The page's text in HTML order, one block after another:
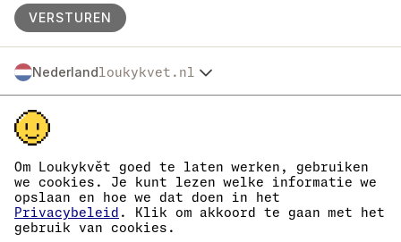
Om Loukykvět goed te laten werken, gebruiken
we cookies. Je kunt lezen welke informatie we
opslaan en hoe we dat doen in het
Privacybeleid . Klik om akkoord te gaan met het
gebruik van cookies.
VERSTUREN
Nederlandloukykvet.nl
Česko
Slovensko
Polska
Österreich
Deutschland
France
België
Danmark
Eesti
Loukykvět s.r.o. staat ingeschreven in het handelsregister van de
gemeentelijke rechtbank in Praag, sectie C, dossier 268616.
EKF00180493.
Wij gebruiken registratienummer 0636 voor de afgifte van
plantenpaspoorten.
Ons KvK-nummer is 05663687, btw-nummer is CZ05663687.
Het ID van de data box is eng827q.
Het EORI-nummer is CZ05663687.